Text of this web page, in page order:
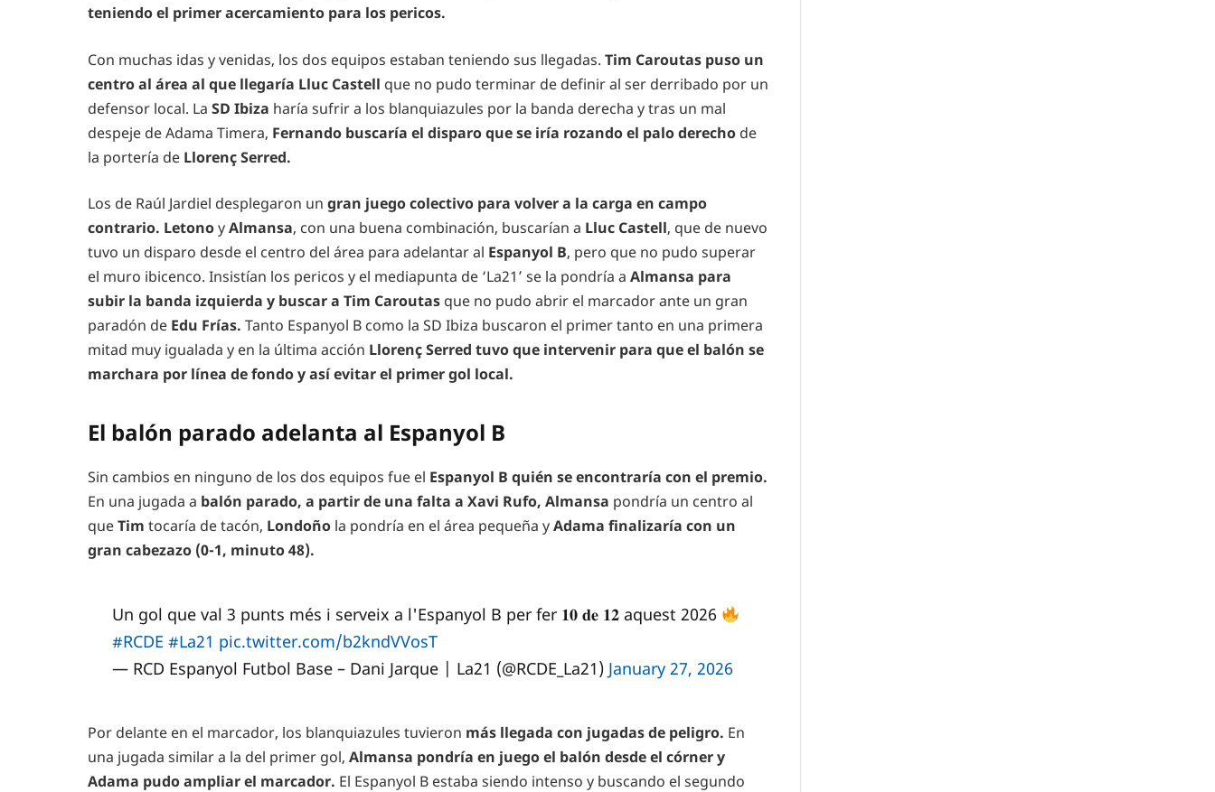
teniendo el primer acercamiento para los pericos.
Con muchas idas y venidas, los dos equipos estaban teniendo sus llegadas. Tim Caroutas puso un
centro al área al que llegaría Lluc Castell que no pudo terminar de definir al ser derribado por un
defensor local. La SD Ibiza haría sufrir a los blanquiazules por la banda derecha y tras un mal
despeje de Adama Timera, Fernando buscaría el disparo que se iría rozando el palo derecho de
la portería de LlorençSerred.
Los de Raúl Jardiel desplegaron un gran juego colectivo para volver a la carga en campo
contrario. LetonoyAlmansa, con una buena combinación, buscarían a Lluc Castell, que de nuevo
tuvo un disparo desde el centro del área para adelantar al Espanyol B, pero que no pudo superar
el muro ibicenco. Insistían los pericos y el mediapunta de ‘La21’ se la pondría a Almansa para
subir la banda izquierda y buscar a Tim Caroutas que no pudo abrir el marcador ante un gran
paradón de Edu Frías. Tanto Espanyol B como la SD Ibiza buscaron el primer tanto en una primera
mitad muy igualada y en la última acción Llorenç Serred tuvo que intervenir para que el balón se
marchara por línea de fondo y así evitar el primer gol local.
El balón parado adelanta al Espanyol B
Sin cambios en ninguno de los dos equipos fue el Espanyol B quién se encontraría con el premio.
En una jugada a balón parado, a partir de una falta a Xavi Rufo, Almansa pondría un centro al
queTim tocaría de tacón, Londoño la pondría en el área pequeña yAdama finalizaría con un
gran cabezazo (0-1, minuto 48).
Un gol que val 3 punts més i serveix a l'Espanyol B per fer 𝟏𝟎 𝐝𝐞 𝟏𝟐 aquest 2026
#RCDE #La21 pic.twitter.com/b2kndVVosT
— RCD Espanyol Futbol Base – Dani Jarque | La21 (@RCDE_La21) January 27, 2026
Por delante en el marcador, los blanquiazules tuvieron más llegada con jugadas de peligro. En
una jugada similar a la del primer gol, Almansa pondría en juego el balón desde el córner y
Adama pudo ampliar el marcador. El Espanyol B estaba siendo intenso y buscando el segundo